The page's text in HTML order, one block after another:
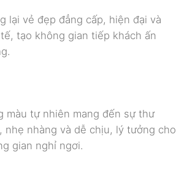
lại vẻ đẹp đẳng cấp, hiện đại và
tạo không gian tiếp khách ấn
màu tự nhiên mang đến sự thư
nhẹ nhàng và dễ chịu, lý tưởng cho
gian nghỉ ngơi.